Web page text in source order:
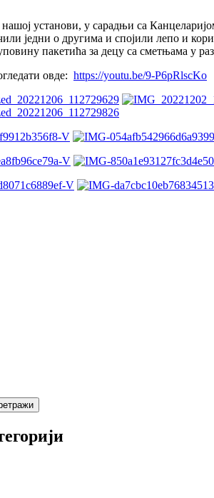
установи, у сарадњи са
једни о другима и спојили лепо и
пакетића за децу са сметњама у
oвде: https://youtu.be/9-P6pRlscKo